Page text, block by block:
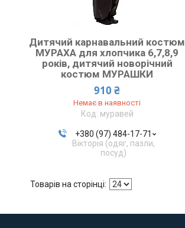
Дитячий карнавальний костюм
МУРАХА для хлопчика 6,7,8,9
років, дитячий новорічний
костюм МУРАШКИ
910 ₴
Немає в наявності
муравей
+380 (97) 484-17-71
Вікторія (одяг, пазли,
посуд)